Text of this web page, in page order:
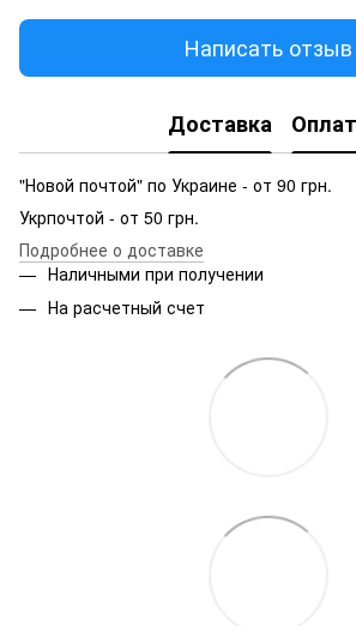
Написать отзыв
Доставка
"Новой почтой" по Украине - от 90 грн.
Укрпочтой - от 50 грн.
Подробнее о доставке
Наличными при получении
На расчетный счет